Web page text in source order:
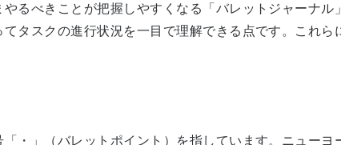
るべきことが把握しやすくなる「バレットジャーナル
タスクの進行状況を一目で理解できる点です。これら
・」（バレットポイント）を指しています。ニューヨ